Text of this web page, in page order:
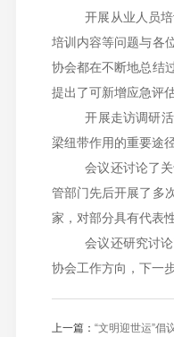
开展从业人员
培训内容等问题与各
协会都在不断地总结
提出了可新增应急评
开展走访调研
梁纽带作用的重要途
会议还讨论了
管部门先后开展了多
家，对部分具有代表
会议还研究讨
协会工作方向，下一
上一篇： “文明迎世运”倡